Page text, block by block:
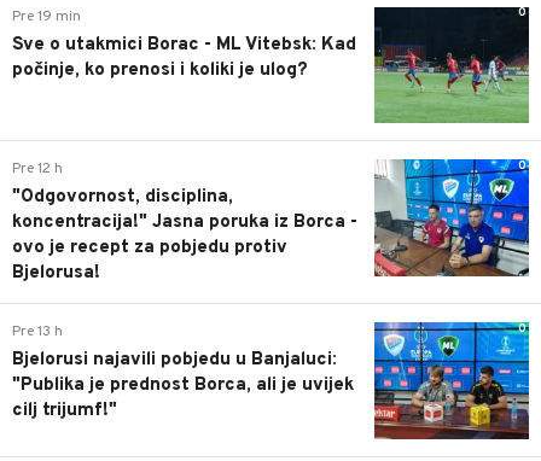
0
Pre 19 min
Sve o utakmici Borac - ML Vitebsk: Kad
počinje, ko prenosi i koliki je ulog?
0
Pre 12 h
"Odgovornost, disciplina,
koncentracija!" Jasna poruka iz Borca -
ovo je recept za pobjedu protiv
Bjelorusa!
0
Pre 13 h
Bjelorusi najavili pobjedu u Banjaluci:
"Publika je prednost Borca, ali je uvijek
cilj trijumf!"